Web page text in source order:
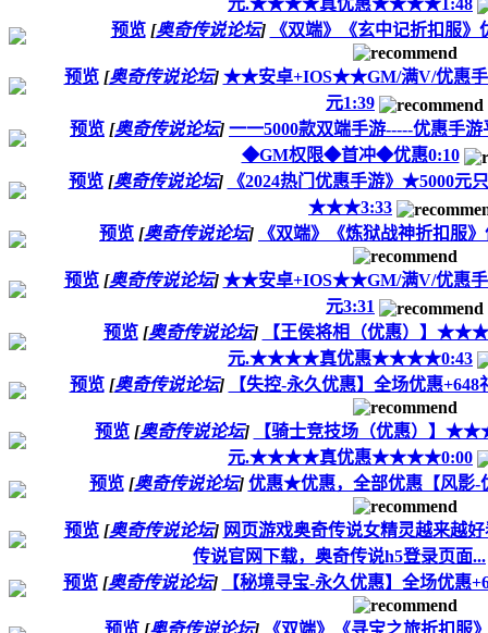
元.★★★★真优惠★★★★1:48
预览 [奥奇传说论坛] 《双端》《玄中记折扣服
预览 [奥奇传说论坛] ★★安卓+IOS★★GM/满V/优惠手
元1:39
预览 [奥奇传说论坛] 一一5000款双端手游-----优惠手
◆GM权限◆首冲◆优惠0:10
预览 [奥奇传说论坛]
《2024热门优惠手游》★5000元
★★★3:33
预览 [奥奇传说论坛] 《双端》《炼狱战神折扣服
预览 [奥奇传说论坛] ★★安卓+IOS★★GM/满V/优惠手
元3:31
预览 [奥奇传说论坛]
【王侯将相（优惠）】
元.★★★★真优惠★★★★0:43
预览 [奥奇传说论坛] 【失控-永久优惠】全场优惠
预览 [奥奇传说论坛]
【骑士竞技场（优惠）】
元.★★★★真优惠★★★★0:00
预览 [奥奇传说论坛] 优惠★优惠，全部优惠【风影-
预览 [奥奇传说论坛] 网页游戏奥奇传说女精灵越来越
传说官网下载，奥奇传说h5登录页面...
预览 [奥奇传说论坛] 【秘境寻宝-永久优惠】全场优惠